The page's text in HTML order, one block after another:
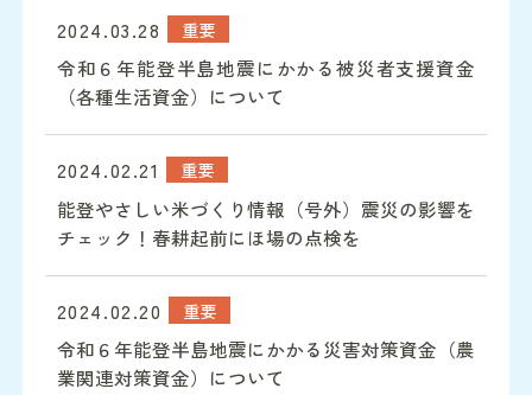
2024.03.28 重要
令和６年能登半島地震にかかる被災者支援資金
（各種生活資金）について
2024.02.21 重要
能登やさしい米づくり情報（号外）震災の影響を
チェック！春耕起前にほ場の点検を
2024.02.20 重要
令和６年能登半島地震にかかる災害対策資金（農
業関連対策資金）について